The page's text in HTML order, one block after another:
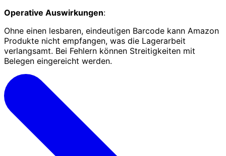
Operative Auswirkungen:
Ohne einen lesbaren, eindeutigen Barcode kann Amazon
Produkte nicht empfangen, was die Lagerarbeit
verlangsamt. Bei Fehlern können Streitigkeiten mit
Belegen eingereicht werden.